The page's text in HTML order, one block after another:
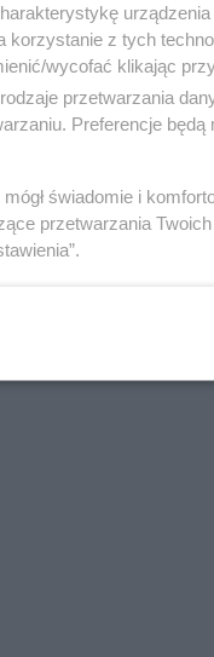
zaczynam dzień
wyłącznie do
dr
z tych
wycofać klikając
przetwarzania
Preferencje będą
świadomie i
przetwarzania